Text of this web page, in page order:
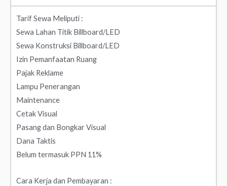
Tarif Sewa Meliputi :
Sewa Lahan Titik Billboard/LED
Sewa Konstruksi Billboard/LED
Izin Pemanfaatan Ruang
Pajak Reklame
Lampu Penerangan
Maintenance
Cetak Visual
Pasang dan Bongkar Visual
Dana Taktis
Belum termasuk PPN 11%
Cara Kerja dan Pembayaran :